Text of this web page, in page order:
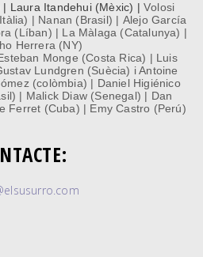
Laura Itandehui (Mèxic) | Volosi
| Nanan (Brasil) | Alejo García
(Líban) | La Màlaga (Catalunya) |
Herrera (NY)
Monge (Costa Rica) | Luis
Lundgren (Suècia) i Antoine
(colòmbia) | Daniel Higiénico
| Malick Diaw (Senegal) | Dan
Ferret (Cuba) | Emy Castro (Perú)